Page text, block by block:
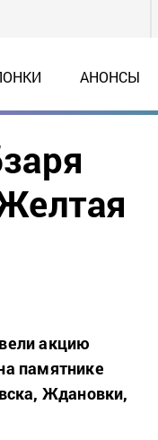
АНОНСЫ
акцию
памятнике
Ждановки,